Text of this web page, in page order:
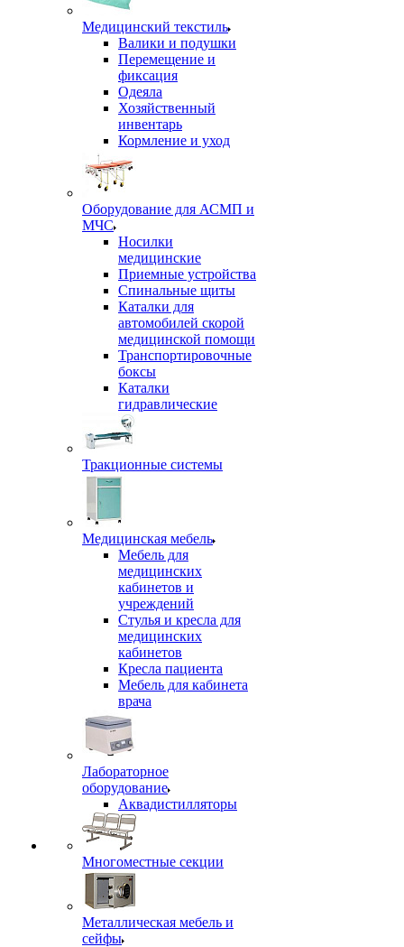
Медицинский текстиль
Валики и подушки
Перемещение и
фиксация
Одеяла
Хозяйственный
инвентарь
Кормление и уход
Оборудование для АСМП и
МЧС
Носилки
медицинские
Приемные устройства
Спинальные щиты
Каталки для
автомобилей скорой
медицинской помощи
Транспортировочные
боксы
Каталки
гидравлические
Тракционные системы
Медицинская мебель
Мебель для
медицинских
кабинетов и
учреждений
Стулья и кресла для
медицинских
кабинетов
Кресла пациента
Мебель для кабинета
врача
Лабораторное
оборудование
Аквадистилляторы
Многоместные секции
Металлическая мебель и
сейфы